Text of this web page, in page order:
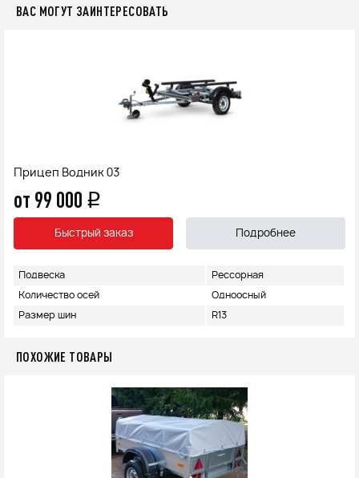
ВАС МОГУТ ЗАИНТЕРЕСОВАТЬ
Прицеп Водник 03
от 99 000 q
Быстрый заказ Подробнее
Подвеска Рессорная
Количество осей Одноосный
Размер шин R13
ПОХОЖИЕ ТОВАРЫ